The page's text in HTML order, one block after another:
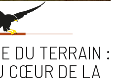
DU TERRAIN :
CŒUR DE LA